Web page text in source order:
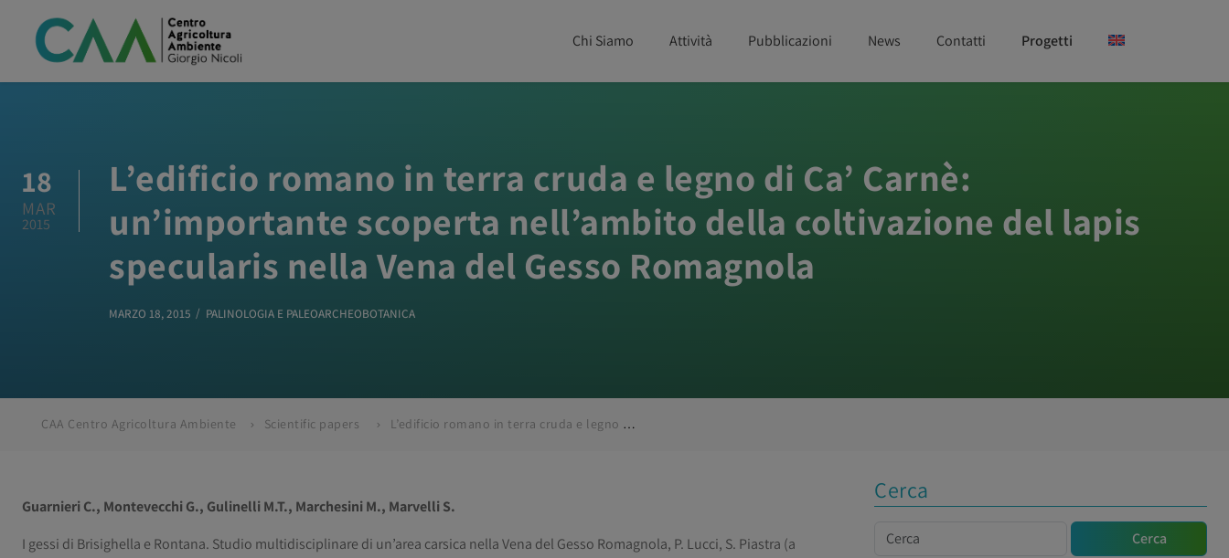
Chi Siamo Attività Pubblicazioni News Contatti Progetti
18
MAR
2015
L’edificio romano in terra cruda e legno di Ca’ Carnè:
un’importante scoperta nell’ambito della coltivazione del lapis
specularis nella Vena del Gesso Romagnola
MARZO 18, 2015 PALINOLOGIA E PALEOARCHEOBOTANICA
CAA Centro Agricoltura Ambiente Scientific papers L’edificio romano in terra cruda e legno di Ca’ Carnè: un’importante scoperta nell’ambito della coltivazione del lapis specularis nella Vena del Gesso Romagnola
Guarnieri C., Montevecchi G., Gulinelli M.T., Marchesini M., Marvelli S.
I gessi di Brisighella e Rontana. Studio multidisciplinare di un’area carsica nella Vena del Gesso Romagnola, P. Lucci, S. Piastra (a
Cerca
Cerca Cerca